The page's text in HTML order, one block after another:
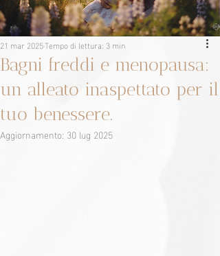
Bagni freddi e menopausa:
un alleato inaspettato per il
tuo benessere.
21 mar 2025Tempo di lettura: 3 min
Aggiornamento: 30 lug 2025